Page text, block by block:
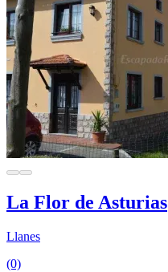
La Flor de Asturias
Llanes
(0)